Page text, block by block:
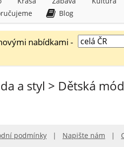
Blog
nabídkami -
a styl > Dětská
podmínky | Napište nám |